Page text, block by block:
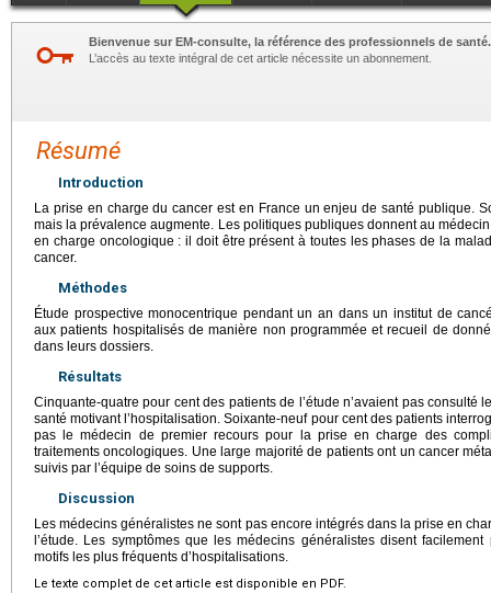
Bienvenue sur EM-consulte, la référence des professionnels de santé.
L’accès au texte intégral de cet article nécessite un abonnement.
Résumé
Introduction
La prise en charge du cancer est en France un enjeu de santé publique.
mais la prévalence augmente. Les politiques publiques donnent au
en charge oncologique : il doit être présent à toutes les phases de la
cancer.
Méthodes
Étude prospective monocentrique pendant un an dans un institut de
aux patients hospitalisés de manière non programmée et recueil de
dans leurs dossiers.
Résultats
Cinquante-quatre pour cent des patients de l’étude n’avaient pas consulté
santé motivant l’hospitalisation. Soixante-neuf pour cent des patients
pas le médecin de premier recours pour la prise en charge des
traitements oncologiques. Une large majorité de patients ont un cancer
suivis par l’équipe de soins de supports.
Discussion
Les médecins généralistes ne sont pas encore intégrés dans la prise en
l’étude. Les symptômes que les médecins généralistes disent
motifs les plus fréquents d’hospitalisations.
Le texte complet de cet article est disponible en PDF.